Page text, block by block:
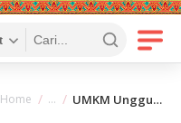
Home UMKM Unggulan